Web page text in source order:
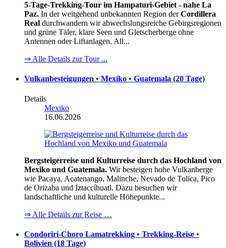
5-Tage-Trekking-Tour im Hampaturi-Gebiet - nahe La
Paz. In der weitgehend unbekannten Region derCordillera
Real durchwandern wir abwechslungsreiche Gebirgsregionen
und grüne Täler, klare Seen und Gletscherberge ohne
Antennen oder Liftanlagen. All...
⇒ Alle Details zur Tour ...
Vulkanbesteigungen • Mexiko • Guatemala (20 Tage)
Details
Mexiko
16.06.2026
Bergsteigerreise und Kulturreise durch das Hochland von
Mexiko und Guatemala. Wir besteigen hohe Vulkanberge
wie Pacaya, Acatenango, Malinche, Nevado de Tolica, Pico
de Orizaba und Iztaccíhuatl. Dazu besuchen wir
landschaftliche und kulturelle Höhepunkte...
⇒ Alle Details zur Reise …
Condoriri-Choro Lamatrekking • Trekking-Reise •
Bolivien (18 Tage)